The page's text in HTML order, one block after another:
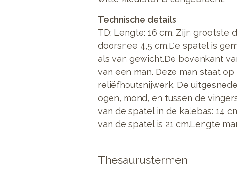
Technische details
TD: Lengte: 16 cm. Zijn grootste
doorsnee 4,5 cm.De spatel is
als van gewicht.De bovenkant
van een man. Deze man staat
reliëfhoutsnijwerk. De
ogen, mond, en tussen de
van de spatel in de kalebas: 14
van de spatel is 21 cm.Lengte
Thesaurustermen